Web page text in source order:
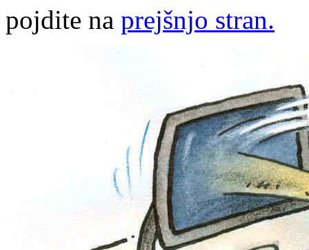
pojdite na prejšnjo stran.